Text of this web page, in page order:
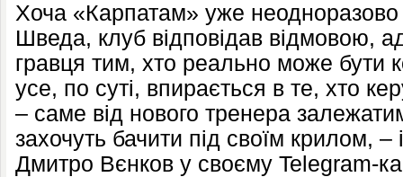
Хоча «Карпатам» уже
Шведа, клуб відповідав відмовою,
гравця тим, хто реально може бути
усе, по суті, впирається в те, хто
– саме від нового тренера
захочуть бачити під своїм крилом,
Дмитро Вєнков у своєму Telegram-